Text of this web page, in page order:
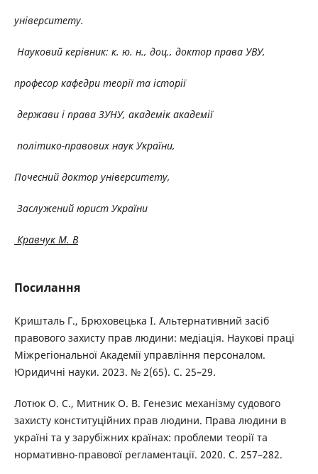
університету.
Науковий керівник: к. ю. н., доц., доктор права УВУ,
професор кафедри теорії та історії
держави і права ЗУНУ, академік академії
політико-правових наук України,
Почесний доктор університету,
Заслужений юрист України
Кравчук М. В
Посилання
Кришталь Г., Брюховецька І. Альтернативний засіб
правового захисту прав людини: медіація. Наукові праці
Міжрегіональної Академії управління персоналом.
Юридичні науки. 2023. № 2(65). С. 25–29.
Лотюк О. С., Митник О. В. Генезис механізму судового
захисту конституційних прав людини. Права людини в
україні та у зарубіжних країнах: проблеми теорії та
нормативно-правової регламентації. 2020. С. 257–282.